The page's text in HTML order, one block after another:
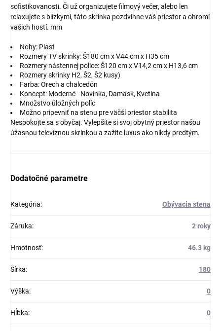
sofistikovanosti. Či už organizujete filmový večer, alebo len
relaxujete s blízkymi, táto skrinka pozdvihne váš priestor a ohromí
vašich hostí. mm
Nohy: Plast
Rozmery TV skrinky: Š180 cm x V44 cm x H35 cm
Rozmery nástennej police: Š120 cm x V14,2 cm x H13,6 cm
Rozmery skrinky H2, Š2, Š2 kusy)
Farba: Orech a chalcedón
Koncept: Moderné - Novinka, Damask, Kvetina
Množstvo úložných políc
Možno pripevniť na stenu pre väčší priestor stabilita
Nespokojte sa s obyčaj. Vylepšite si svoj obytný priestor našou
úžasnou televíznou skrinkou a zažite luxus ako nikdy predtým.
Dodatočné parametre
Kategória: Obývacia stena
Záruka: 2 roky
Hmotnosť: 46.3 kg
Šírka: 180
Výška: 0
Hĺbka: 0